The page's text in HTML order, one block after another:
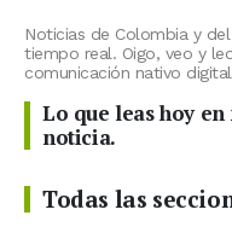
Noticias de Colombia y
tiempo real. Oigo, veo y
comunicación nativo
Lo que leas hoy
noticia.
Todas las